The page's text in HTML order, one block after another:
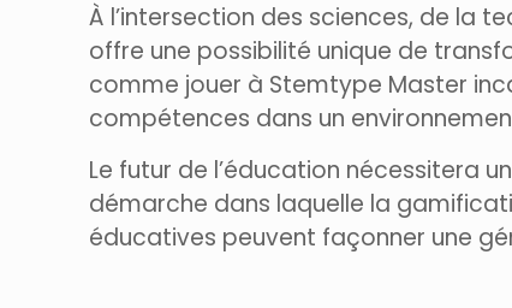
À l’intersection des sciences, de la
offre une possibilité unique de
comme jouer à Stemtype Master
compétences dans un
Le futur de l’éducation nécessitera
démarche dans laquelle la
éducatives peuvent façonner une